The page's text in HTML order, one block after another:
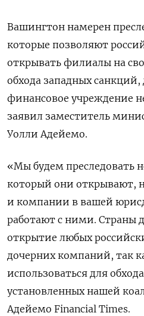
Вашингтон намерен
которые позволяют
открывать филиалы на
обхода западных
финансовое учреждение
заявил заместитель
Уолли Адейемо.
«Мы будем преследовать
который они открывают,
и компании в вашей
работают с ними. Страны
открытие любых
дочерних компаний, так
использоваться для
установленных нашей
Адейемо Financial Times.